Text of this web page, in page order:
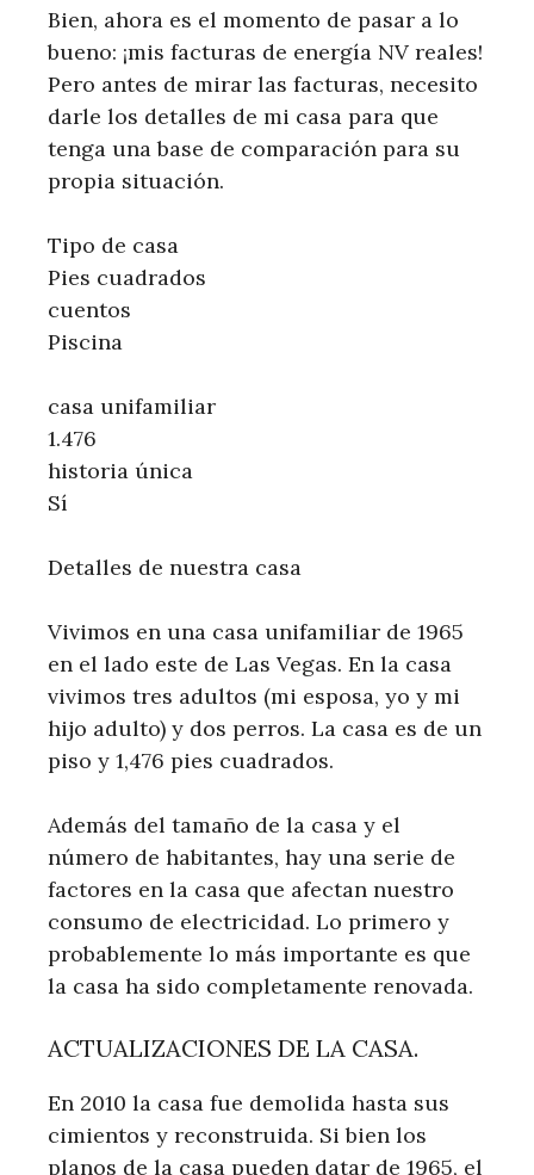
Bien, ahora es el momento de pasar a lo
bueno: ¡mis facturas de energía NV reales!
Pero antes de mirar las facturas, necesito
darle los detalles de mi casa para que
tenga una base de comparación para su
propia situación.
Tipo de casa
Pies cuadrados
cuentos
Piscina
casa unifamiliar
1.476
historia única
Sí
Detalles de nuestra casa
Vivimos en una casa unifamiliar de 1965
en el lado este de Las Vegas. En la casa
vivimos tres adultos (mi esposa, yo y mi
hijo adulto) y dos perros. La casa es de un
piso y 1,476 pies cuadrados.
Además del tamaño de la casa y el
número de habitantes, hay una serie de
factores en la casa que afectan nuestro
consumo de electricidad. Lo primero y
probablemente lo más importante es que
la casa ha sido completamente renovada.
ACTUALIZACIONES DE LA CASA.
En 2010 la casa fue demolida hasta sus
cimientos y reconstruida. Si bien los
planos de la casa pueden datar de 1965, el